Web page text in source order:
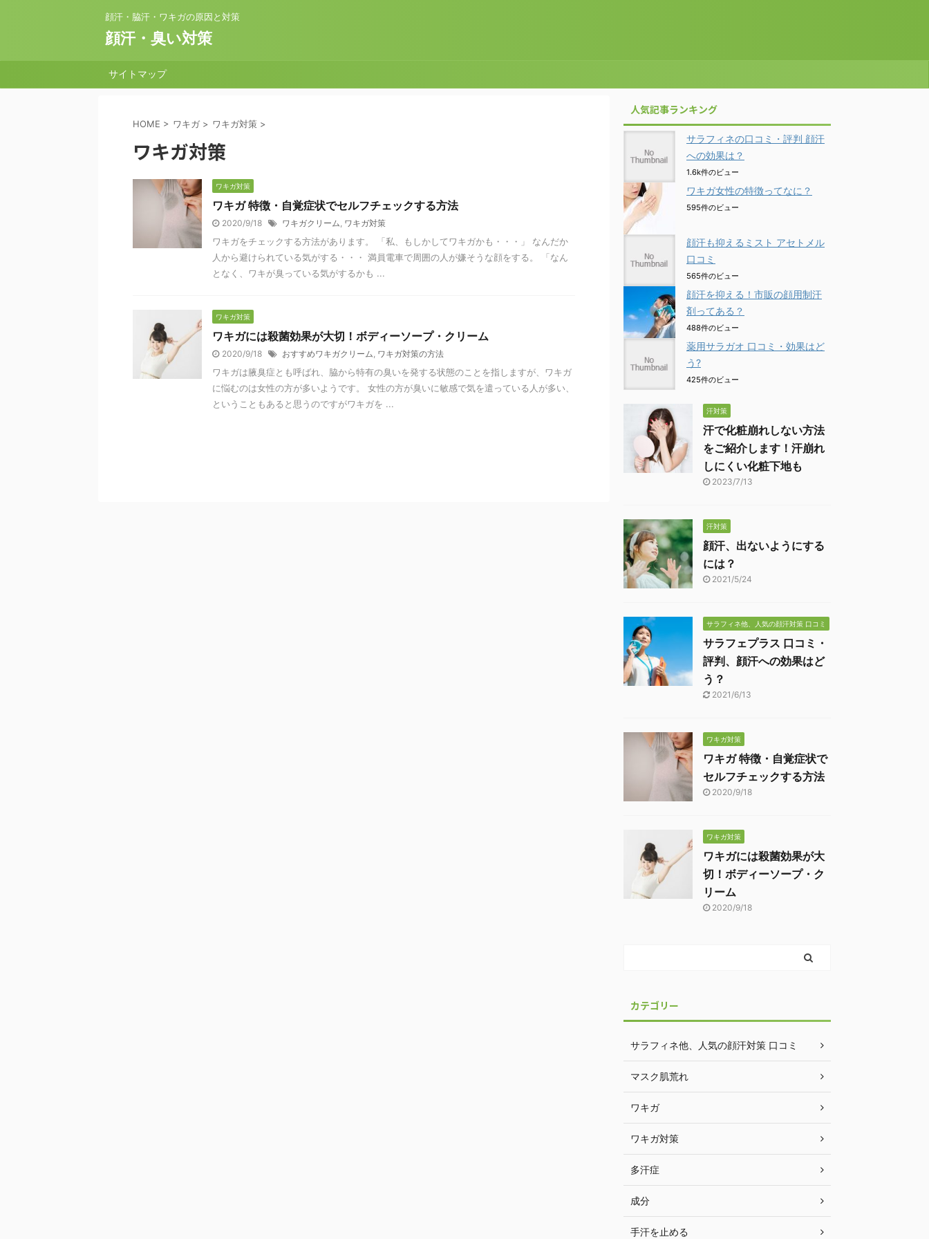
顔汗・脇汗・ワキガの原因と対策
顔汗・臭い対策
サイトマップ
HOME > ワキガ > ワキガ対策 >
ワキガ対策
ワキガ対策
ワキガ 特徴・自覚症状でセルフチェックする方法
2020/9/18 ワキガクリーム, ワキガ対策
ワキガをチェックする方法があります。 「私、もしかしてワキガかも・・・」 なんだか
人から避けられている気がする・・・ 満員電車で周囲の人が嫌そうな顔をする。 「なん
となく、ワキが臭っている気がするかも ...
ワキガ対策
ワキガには殺菌効果が大切！ボディーソープ・クリーム
2020/9/18 おすすめワキガクリーム, ワキガ対策の方法
ワキガは腋臭症とも呼ばれ、脇から特有の臭いを発する状態のことを指しますが、ワキガ
に悩むのは女性の方が多いようです。 女性の方が臭いに敏感で気を遣っている人が多い、
ということもあると思うのですがワキガを ...
人気記事ランキング
サラフィネの口コミ・評判 顔汗
への効果は？
1.6k件のビュー
ワキガ女性の特徴ってなに？
595件のビュー
顔汗も抑えるミスト アセトメル
口コミ
565件のビュー
顔汗を抑える！市販の顔用制汗
剤ってある？
488件のビュー
薬用サラガオ 口コミ・効果はど
う?
425件のビュー
汗対策
汗で化粧崩れしない方法
をご紹介します！汗崩れ
しにくい化粧下地も
2023/7/13
汗対策
顔汗、出ないようにする
には？
2021/5/24
サラフィネ他、人気の顔汗対策 口コミ
サラフェプラス 口コミ・
評判、顔汗への効果はど
う？
2021/6/13
ワキガ対策
ワキガ 特徴・自覚症状で
セルフチェックする方法
2020/9/18
ワキガ対策
ワキガには殺菌効果が大
切！ボディーソープ・ク
リーム
2020/9/18
カテゴリー
サラフィネ他、人気の顔汗対策 口コミ
マスク肌荒れ
ワキガ
ワキガ対策
多汗症
成分
手汗を止める